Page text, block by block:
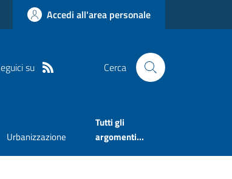
Accedi all'area personale
su Cerca
Urbanizzazione
Tutti gli
argomenti...